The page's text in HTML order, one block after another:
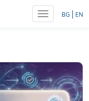
Toggle
BG EN